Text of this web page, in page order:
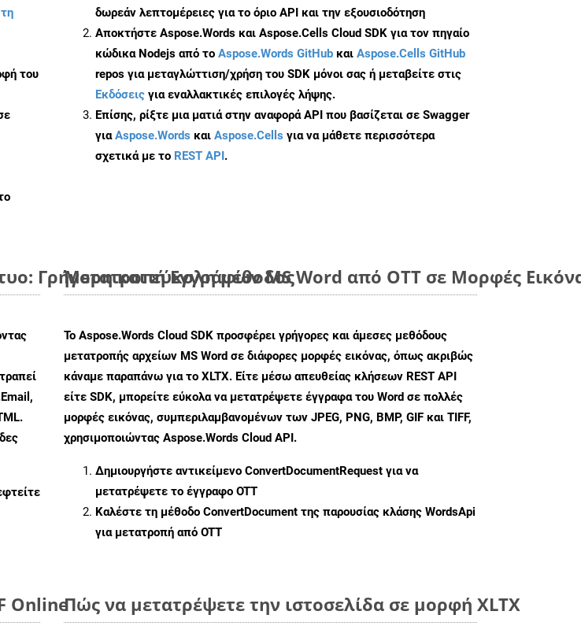
του
δωρεάν λεπτομέρειες για το όριο API και την εξουσιοδότηση
Αποκτήστε Aspose.Words και Aspose.Cells Cloud SDK για τον πηγαίο
κώδικα Nodejs από το Aspose.Words GitHub και Aspose.Cells GitHub
repos για μεταγλώττιση/χρήση του SDK μόνοι σας ή μεταβείτε στις
Εκδόσεις για εναλλακτικές επιλογές λήψης.
Επίσης, ρίξτε μια ματιά στην αναφορά API που βασίζεται σε Swagger
γιαAspose.Words και Aspose.Cells για να μάθετε περισσότερα
σχετικά με το REST API.
Γρήγορη και εύκολη μέθοδος
Μετατροπή Εγγράφων MS Word από OTT σε Μορφές
Το Aspose.Words Cloud SDK προσφέρει γρήγορες και άμεσες μεθόδους
μετατροπής αρχείων MS Word σε διάφορες μορφές εικόνας, όπως ακριβώς
κάναμε παραπάνω για το XLTX. Είτε μέσω απευθείας κλήσεων REST API
είτε SDK, μπορείτε εύκολα να μετατρέψετε έγγραφα του Word σε πολλές
μορφές εικόνας, συμπεριλαμβανομένων των JPEG, PNG, BMP, GIF και TIFF,
χρησιμοποιώντας Aspose.Words Cloud API.
Δημιουργήστε αντικείμενο ConvertDocumentRequest για να
μετατρέψετε το έγγραφο OTT
Καλέστε τη μέθοδο ConvertDocument της παρουσίας κλάσης WordsApi
για μετατροπή από OTT
OnlineΠώς να μετατρέψετε την ιστοσελίδα σε μορφή XLTX